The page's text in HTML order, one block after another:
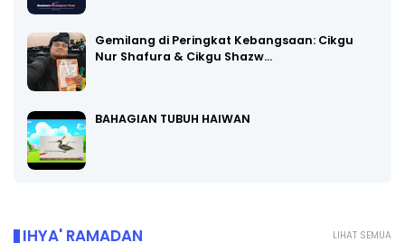
Gemilang di Peringkat Kebangsaan: Cikgu
Nur Shafura & Cikgu Shazw…
BAHAGIAN TUBUH HAIWAN
LIHAT SEMUA
IHYA' RAMADAN